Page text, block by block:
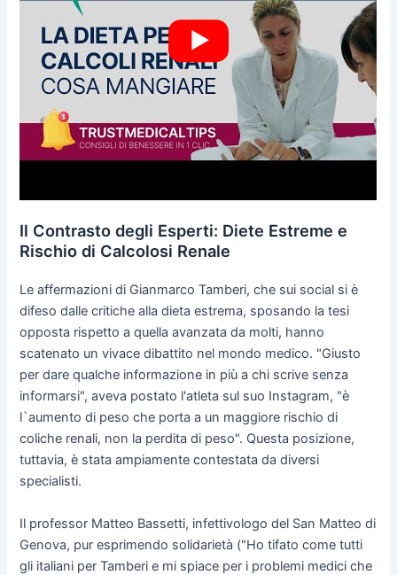
Il Contrasto degli Esperti: Diete Estreme e
Rischio di Calcolosi Renale
Le affermazioni di Gianmarco Tamberi, che sui social si è
difeso dalle critiche alla dieta estrema, sposando la tesi
opposta rispetto a quella avanzata da molti, hanno
scatenato un vivace dibattito nel mondo medico. "Giusto
per dare qualche informazione in più a chi scrive senza
informarsi", aveva postato l'atleta sul suo Instagram, "è
l`aumento di peso che porta a un maggiore rischio di
coliche renali, non la perdita di peso". Questa posizione,
tuttavia, è stata ampiamente contestata da diversi
specialisti.
Il professor Matteo Bassetti, infettivologo del San Matteo di
Genova, pur esprimendo solidarietà ("Ho tifato come tutti
gli italiani per Tamberi e mi spiace per i problemi medici che